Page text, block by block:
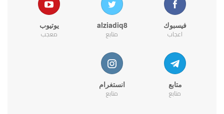
فيسبوك
اعجاب
alziadiq8
متابع
يوتيوب
معجب
متابع
متابع
انستغرام
متابع